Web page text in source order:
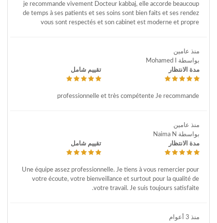
je recommande vivement Docteur kabbaj, elle accorde beaucoup
de temps à ses patients et ses soins sont bien faits et ses rendez
vous sont respectés et son cabinet est moderne et propre
منذ عامين
بواسطة Mohamed I
مدة الانتظار
تقييم شامل
professionnelle et très compétente Je recommande
منذ عامين
بواسطة Naima N
مدة الانتظار
تقييم شامل
Une équipe assez professionnelle. Je tiens à vous remercier pour
votre écoute, votre bienveillance et surtout pour la qualité de
votre travail. Je suis toujours satisfaite.
منذ 3 أعوام